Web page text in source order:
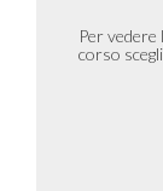
Per
corso